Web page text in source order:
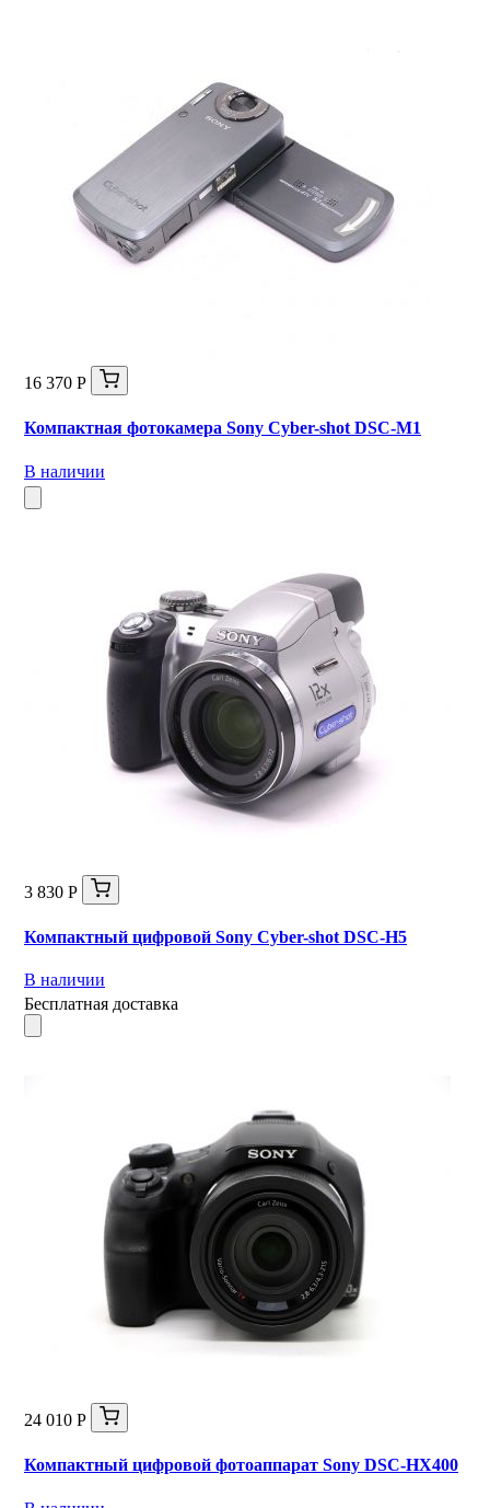
16 370 Р
Компактная фотокамера Sony Cyber-shot DSC-M1
В наличии
3 830 Р
Компактный цифровой Sony Cyber-shot DSC-H5
В наличии
Бесплатная доставка
24 010 Р
Компактный цифровой фотоаппарат Sony DSC-HX400